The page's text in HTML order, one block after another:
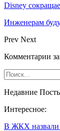
Disney
Инженерам
Prev Next
Комментарии
Недавние
Интересное:
В ЖКХ назвали